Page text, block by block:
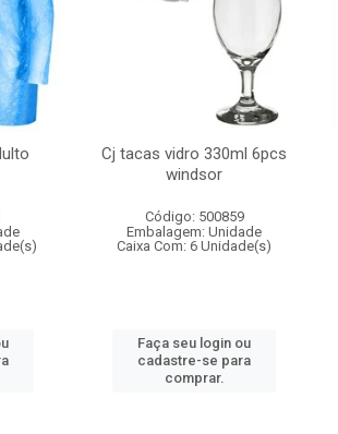
Cj tacas vidro 330ml 6pcs
windsor
Código: 500859
Embalagem: Unidade
Caixa Com: 6 Unidade(s)
Faça seu login ou
cadastre-se para
comprar.